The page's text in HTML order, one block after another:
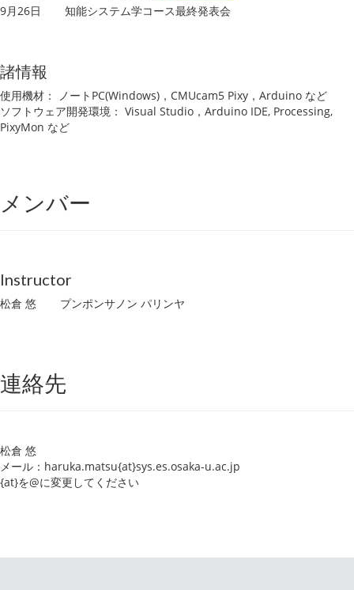
9月26日
知能システム学コース最終発表会
諸情報
使用機材： ノートPC(Windows)，CMUcam5 Pixy，Arduino など
ソフトウェア開発環境： Visual Studio，Arduino IDE, Processing,
PixyMon など
メンバー
Instructor
松倉 悠 プンポンサノン パリンヤ
連絡先
松倉 悠
メール：haruka.matsu{at}sys.es.osaka-u.ac.jp
{at}を@に変更してください